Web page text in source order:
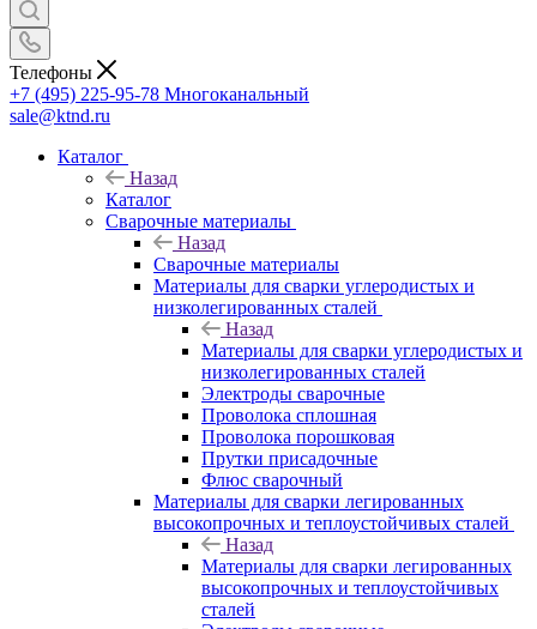
Телефоны
+7 (495) 225-95-78 Многоканальный
sale@ktnd.ru
Каталог
Назад
Каталог
Сварочные материалы
Назад
Сварочные материалы
Материалы для сварки углеродистых и
низколегированных сталей
Назад
Материалы для сварки углеродистых и
низколегированных сталей
Электроды сварочные
Проволока сплошная
Проволока порошковая
Прутки присадочные
Флюс сварочный
Материалы для сварки легированных
высокопрочных и теплоустойчивых сталей
Назад
Материалы для сварки легированных
высокопрочных и теплоустойчивых
сталей